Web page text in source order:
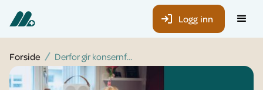
Logg inn
Forside Derfor gir konsernfunksjonen i Mentor Personal bedre oversikt